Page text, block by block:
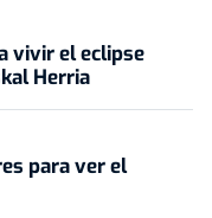
vivir el eclipse
Herria
para ver el